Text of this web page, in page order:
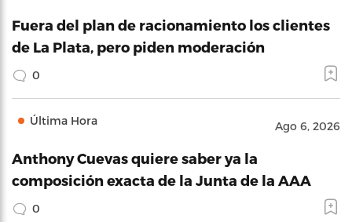
Fuera del plan de racionamiento los clientes
de La Plata, pero piden moderación
0
Última Hora Ago 6, 2026
Anthony Cuevas quiere saber ya la
composición exacta de la Junta de la AAA
0